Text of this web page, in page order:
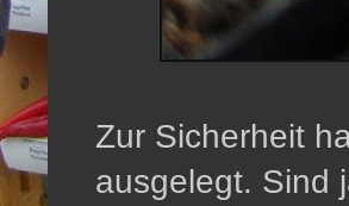
Zur Sicherheit
ausgelegt. Sind